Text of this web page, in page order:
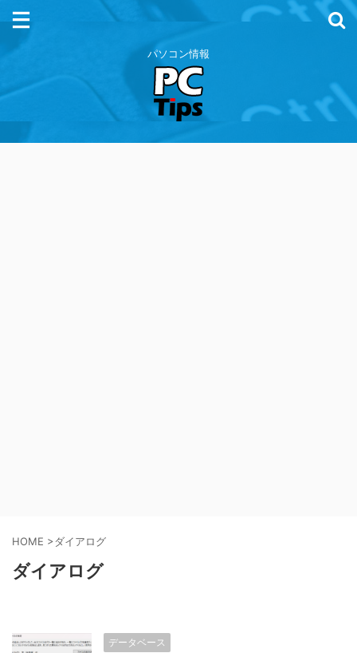
パソコン情報
HOME >ダイアログ
ダイアログ
データベース